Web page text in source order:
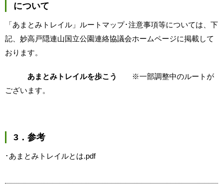
について
「あまとみトレイル」ルートマップ･注意事項等については、下
記、妙高戸隠連山国立公園連絡協議会ホームページに掲載して
おります。
あまとみトレイルを歩こう
※一部調整中のルートが
ございます。
3．参考
･ あまとみトレイルとは.pdf